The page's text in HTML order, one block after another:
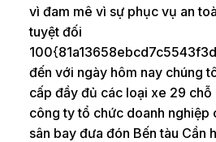
vì đam mê vì sự phục vụ an
tuyệt đối
đến với ngày hôm nay chúng
cấp đầy đủ các loại xe 29
công ty tổ chức doanh nghiệp
sân bay đưa đón Bến tàu Cần